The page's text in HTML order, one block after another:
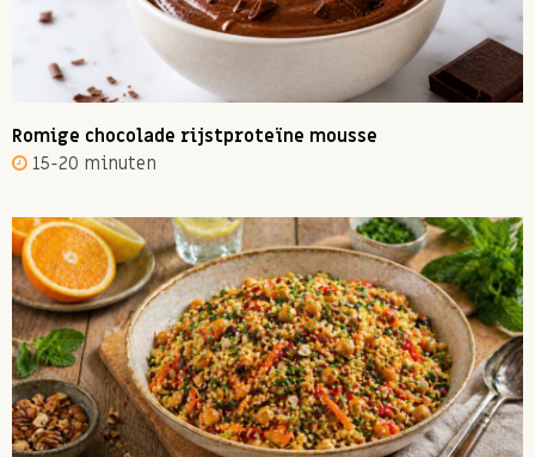
Romige chocolade rijstproteïne mousse
15-20 minuten